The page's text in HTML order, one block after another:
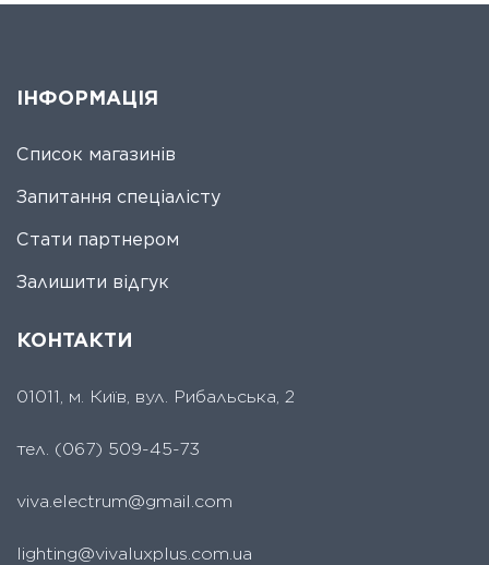
ІНФОРМАЦІЯ
Список магазинів
Запитання спеціалісту
Стати партнером
Залишити відгук
КОНТАКТИ
01011, м. Київ, вул. Рибальська, 2
тел. (067) 509-45-73
viva.electrum@gmail.com
lighting@vivaluxplus.com.ua